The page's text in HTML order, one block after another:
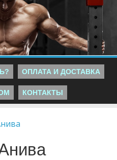
ОПЛАТА И ДОСТАВКА
КОНТАКТЫ